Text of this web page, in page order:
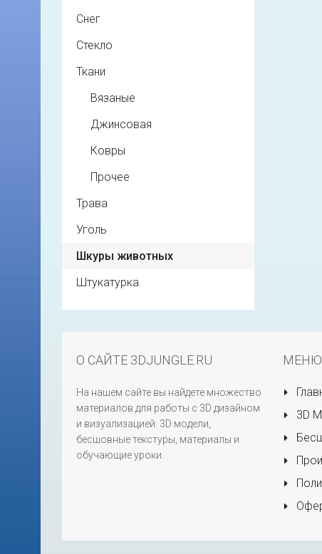
Снег
Стекло
Ткани
Вязаные
Джинсовая
Ковры
Прочее
Трава
Уголь
Шкуры животных
Штукатурка
О САЙТЕ 3DJUNGLE.RU
На нашем сайте вы найдете множество
материалов для работы с 3D дизайном
и визуализацией: 3D модели,
бесшовные текстуры, материалы и
обучающие уроки.
МЕНЮ
3D